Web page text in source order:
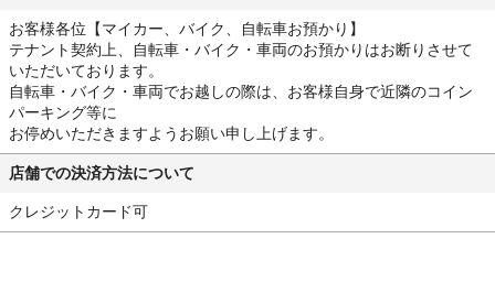
お客様各位【マイカー、バイク、自転車お預かり】
テナント契約上、自転車・バイク・車両のお預かりはお断りさせて
いただいております。
自転車・バイク・車両でお越しの際は、お客様自身で近隣のコイン
パーキング等に
お停めいただきますようお願い申し上げます。
店舗での決済方法について
クレジットカード可